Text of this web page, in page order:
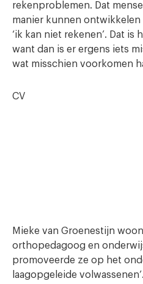
rekenproblemen. Dat
manier kunnen
‘ik kan niet rekenen’. Dat is
want dan is er ergens iets
wat misschien voorkomen
CV
Mieke van Groenestijn
orthopedagoog en
promoveerde ze op het
laagopgeleide